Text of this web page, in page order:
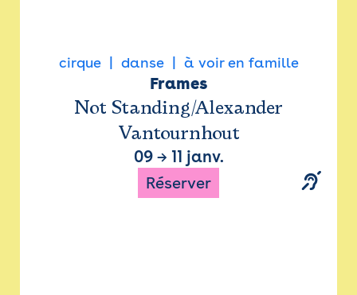
cirque danse à voir en famille
Frames
Not Standing/Alexander
Vantournhout
09→ 11 janv.
Réserver